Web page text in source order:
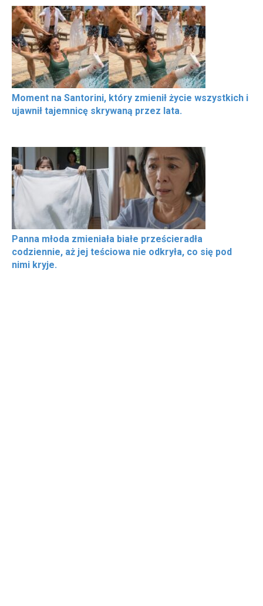
Moment na Santorini, który zmienił życie wszystkich i
ujawnił tajemnicę skrywaną przez lata.
Panna młoda zmieniała białe prześcieradła
codziennie, aż jej teściowa nie odkryła, co się pod
nimi kryje.